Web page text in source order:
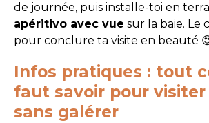
de journée, puis installe-toi en
apéritivo avec vue sur la baie. Le
pour conclure ta visite en beauté
Infos pratiques : tout
faut savoir pour visiter
sans galérer